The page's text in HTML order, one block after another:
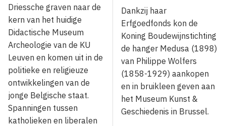
Driessche graven naar de
kern van het huidige
Didactische Museum
Archeologie van de KU
Leuven en komen uit in de
politieke en religieuze
ontwikkelingen van de
jonge Belgische staat.
Spanningen tussen
katholieken en liberalen
Dankzij haar
Erfgoedfonds kon de
Koning Boudewijnstichting
de hanger Medusa (1898)
van Philippe Wolfers
(1858-1929) aankopen
en in bruikleen geven aan
het Museum Kunst &
Geschiedenis in Brussel.